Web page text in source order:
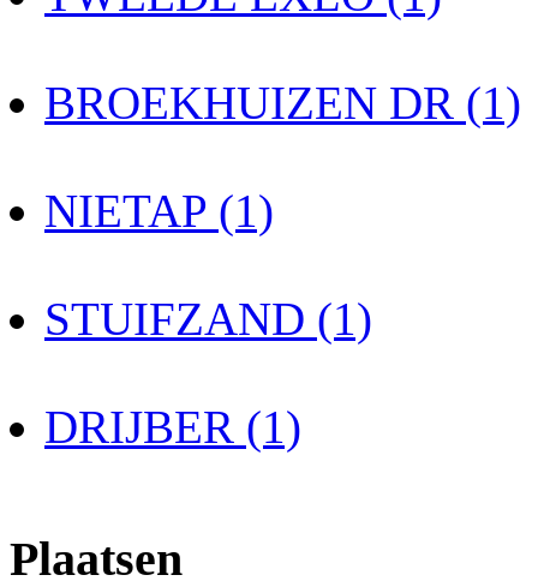
BROEKHUIZEN DR (1)
NIETAP (1)
STUIFZAND (1)
DRIJBER (1)
Plaatsen